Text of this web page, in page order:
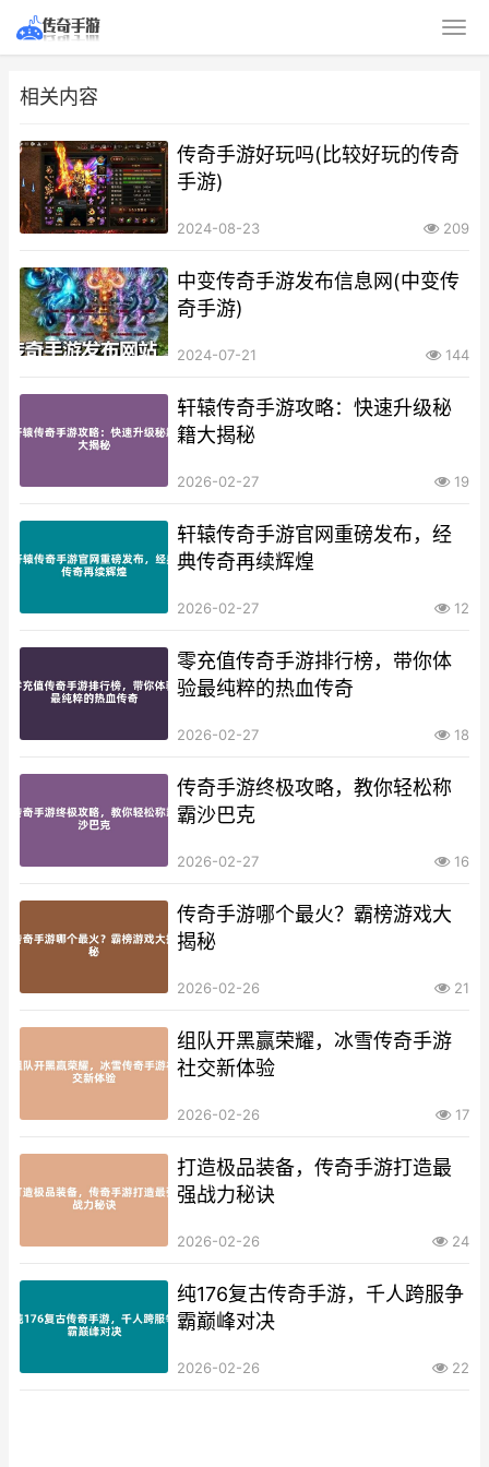
相关内容
传奇手游好玩吗(比较好玩的传奇
手游)
2024-08-23 209
中变传奇手游发布信息网(中变传
奇手游)
2024-07-21 144
轩辕传奇手游攻略：快速升级秘
籍大揭秘
2026-02-27 19
轩辕传奇手游官网重磅发布，经
典传奇再续辉煌
2026-02-27 12
零充值传奇手游排行榜，带你体
验最纯粹的热血传奇
2026-02-27 18
传奇手游终极攻略，教你轻松称
霸沙巴克
2026-02-27 16
传奇手游哪个最火？霸榜游戏大
揭秘
2026-02-26 21
组队开黑赢荣耀，冰雪传奇手游
社交新体验
2026-02-26 17
打造极品装备，传奇手游打造最
强战力秘诀
2026-02-26 24
纯176复古传奇手游，千人跨服争
霸巅峰对决
2026-02-26 22